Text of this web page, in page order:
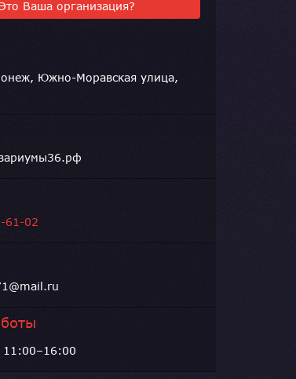
Ваша организация?
Южно-Моравская улица,
61-02
11:00–16:00